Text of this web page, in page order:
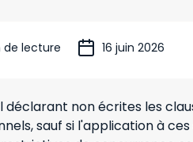
de lecture 16 juin 2026
déclarant non écrites les
sauf si l'application à